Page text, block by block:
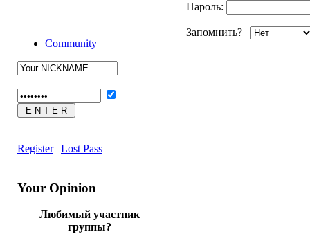
Community
Register| Lost Pass
Your Opinion
Любимый участник
группы?
Пароль:
Запомнить?